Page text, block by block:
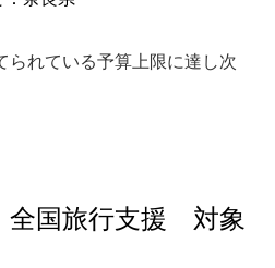
れている予算上限に達し次
全国旅行支援 対象